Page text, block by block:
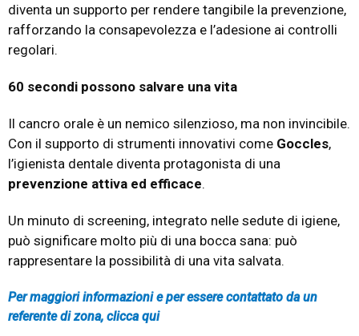
diventa un supporto per rendere tangibile la prevenzione,
rafforzando la consapevolezza e l’adesione ai controlli
regolari.
60 secondi possono salvare una vita
Il cancro orale è un nemico silenzioso, ma non invincibile.
Con il supporto di strumenti innovativi come Goccles,
l’igienista dentale diventa protagonista di una
prevenzione attiva ed efficace.
Un minuto di screening, integrato nelle sedute di igiene,
può significare molto più di una bocca sana: può
rappresentare la possibilità di una vita salvata.
Per maggiori informazioni e per essere contattato da un
referente di zona, clicca qui